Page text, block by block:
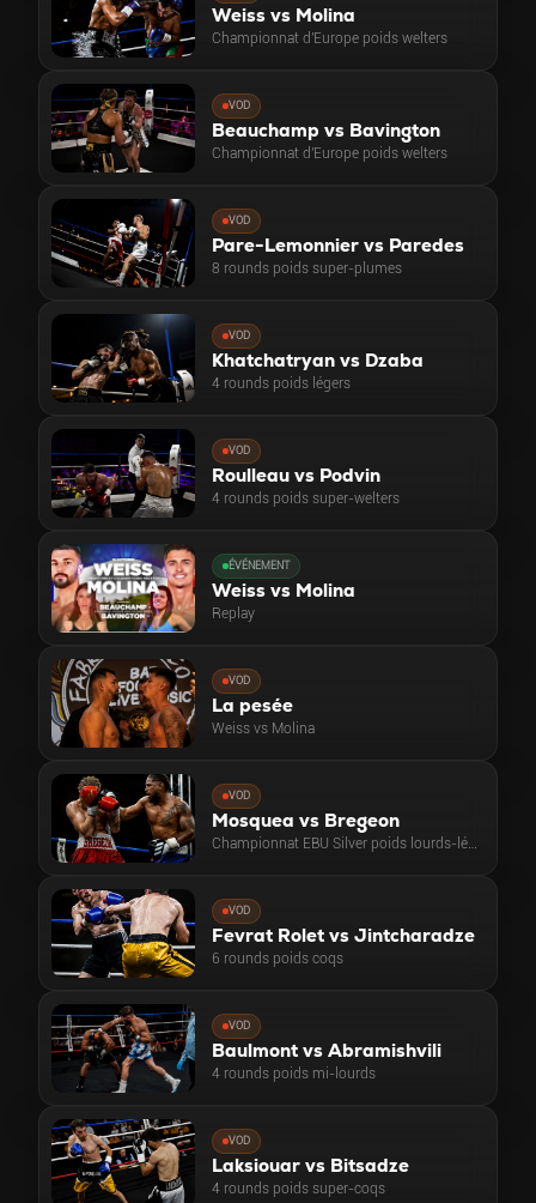
Weiss vs Molina
Championnat d'Europe poids welters
VOD
Beauchamp vs Bavington
Championnat d'Europe poids welters
VOD
Pare-Lemonnier vs Paredes
8 rounds poids super-plumes
VOD
Khatchatryan vs Dzaba
4 rounds poids légers
VOD
Roulleau vs Podvin
4 rounds poids super-welters
ÉVÉNEMENT
Weiss vs Molina
Replay
VOD
La pesée
Weiss vs Molina
VOD
Mosquea vs Bregeon
VOD
Fevrat Rolet vs Jintcharadze
6 rounds poids coqs
VOD
Baulmont vs Abramishvili
4 rounds poids mi-lourds
VOD
Laksiouar vs Bitsadze
4 rounds poids super-coqs